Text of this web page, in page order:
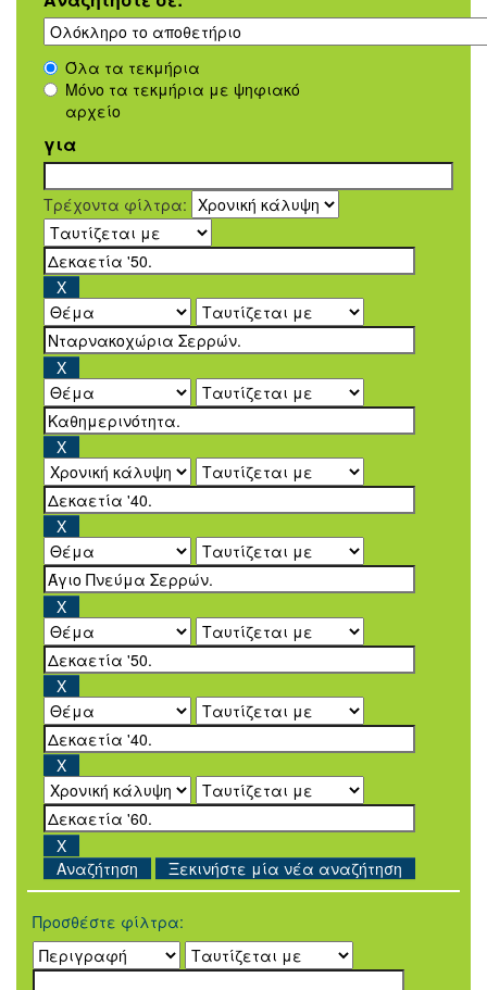
Όλα τα τεκμήρια
Μόνο τα τεκμήρια με ψηφιακό
αρχείο
για
Τρέχοντα φίλτρα:
Ξεκινήστε μία νέα αναζήτηση
Προσθέστε φίλτρα: